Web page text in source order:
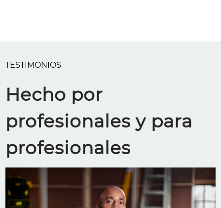
TESTIMONIOS
Hecho por
profesionales y para
profesionales